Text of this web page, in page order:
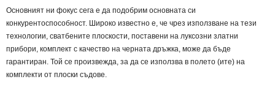
Основният ни фокус сега е да подобрим основната си
конкурентоспособност. Широко известно е, че чрез използване на тези
технологии, сватбените плоскости, поставени на луксозни златни
прибори, комплект с качество на черната дръжка, може да бъде
гарантиран. Той се произвежда, за да се използва в полето (ите) на
комплекти от плоски съдове.